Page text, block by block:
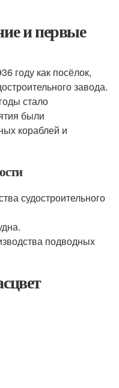
и первые
году как посёлок,
завода.
стало
были
кораблей и
судостроительного
подводных